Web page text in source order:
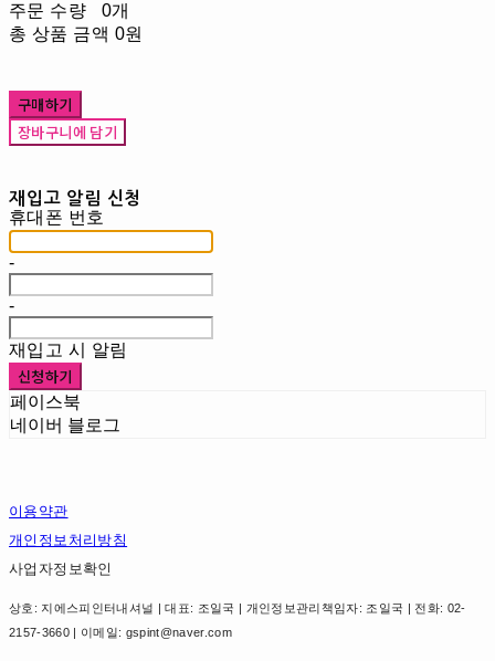
주문 수량
0개
총 상품 금액 0원
구매하기
장바구니에 담기
재입고 알림 신청
휴대폰 번호
-
-
재입고 시 알림
신청하기
페이스북
네이버 블로그
이용약관
개인정보처리방침
사업자정보확인
상호: 지에스피인터내셔널 | 대표: 조일국 | 개인정보관리책임자: 조일국 | 전화: 02-
2157-3660 | 이메일: gspint@naver.com